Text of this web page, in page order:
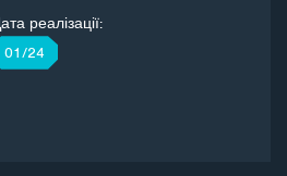
реалізації:
01/24